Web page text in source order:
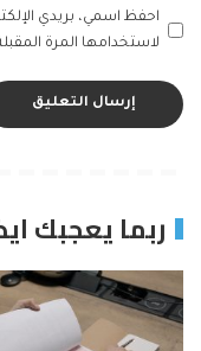
احفظ اسمي، بريدي
لاستخدامها المرة
ربما يعجبك